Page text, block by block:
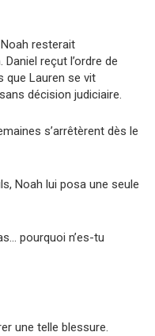
resterait
reçut l’ordre de
que Lauren se vit
décision judiciaire.
s’arrêtèrent dès le
Noah lui posa une seule
pourquoi n’es-tu
une telle blessure.